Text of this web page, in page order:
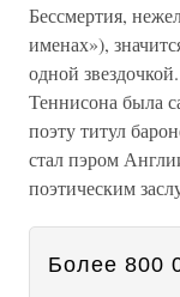
Бессмертия,
именах»),
одной
Теннисона была
поэту титул
стал пэром
поэтическим
Более 800